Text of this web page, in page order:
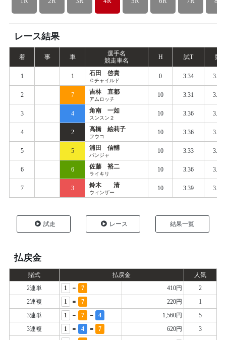
レース結果
着 事 車
選手名
競走車名
H 試T 競
1 1 石田 啓貴
Ｃチャイルド
0 3.34 3.423
2 7 吉林 直都
アムロッチ
10 3.31 3.424
3 4 角南 一如
スンスン２
10 3.36 3.428
4 2 高橋 絵莉子
フウコ
10 3.36 3.447
5 5 浦田 信輔
パンジャ
10 3.33 3.450
6 6 佐藤 裕二
ライキリ
10 3.36 3.450
7 3 鈴木 清
ウィンザー
10 3.39 3.473
試走 レース 結果一覧
払戻金
賭式 払戻金
人気
2連単
1 - 7 410円
2
2連複
1 = 7 220円
1
3連単
1 - 7 - 4 1,560円
5
3連複
1 = 4 = 7 620円 3